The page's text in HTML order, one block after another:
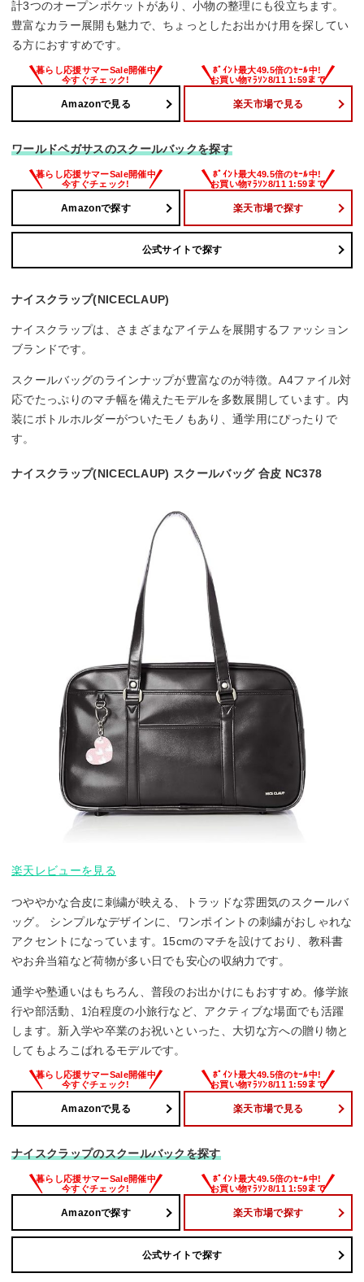
計3つのオープンポケットがあり、小物の整理にも役立ちます。
豊富なカラー展開も魅力で、ちょっとしたお出かけ用を探してい
る方におすすめです。
Amazonで見る 楽天市場で見る
ワールドペガサスのスクールバックを探す
Amazonで探す 楽天市場で探す
公式サイトで探す
ナイスクラップ(NICECLAUP)
ナイスクラップは、さまざまなアイテムを展開するファッション
ブランドです。
スクールバッグのラインナップが豊富なのが特徴。A4ファイル対
応でたっぷりのマチ幅を備えたモデルを多数展開しています。内
装にボトルホルダーがついたモノもあり、通学用にぴったりで
す。
ナイスクラップ(NICECLAUP) スクールバッグ 合皮 NC378
楽天レビューを見る
つややかな合皮に刺繍が映える、トラッドな雰囲気のスクールバ
ッグ。 シンプルなデザインに、ワンポイントの刺繍がおしゃれな
アクセントになっています。15cmのマチを設けており、教科書
やお弁当箱など荷物が多い日でも安心の収納力です。
通学や塾通いはもちろん、普段のお出かけにもおすすめ。修学旅
行や部活動、1泊程度の小旅行など、アクティブな場面でも活躍
します。新入学や卒業のお祝いといった、大切な方への贈り物と
してもよろこばれるモデルです。
Amazonで見る 楽天市場で見る
ナイスクラップのスクールバックを探す
Amazonで探す 楽天市場で探す
公式サイトで探す